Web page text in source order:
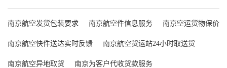
南京航空发货包装要求 南京航空件信息服务 南京空运货物保价
南京航空快件送达实时反馈 南京航空货运站24小时取送货
南京航空异地取货 南京为客户代收货款服务